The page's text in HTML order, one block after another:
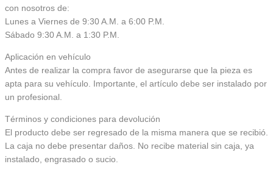
con nosotros de:
Lunes a Viernes de 9:30 A.M. a 6:00 P.M.
Sábado 9:30 A.M. a 1:30 P.M.
Aplicación en vehículo
Antes de realizar la compra favor de asegurarse que la pieza es
apta para su vehículo. Importante, el artículo debe ser instalado por
un profesional.
Términos y condiciones para devolución
El producto debe ser regresado de la misma manera que se recibió.
La caja no debe presentar daños. No recibe material sin caja, ya
instalado, engrasado o sucio.